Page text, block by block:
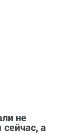
не
а